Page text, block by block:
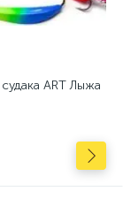
ART Лыжа